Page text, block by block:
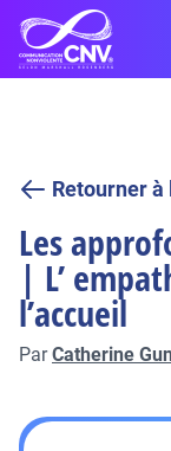
Retourner
Les
| L’
l’accueil
ParCatherine